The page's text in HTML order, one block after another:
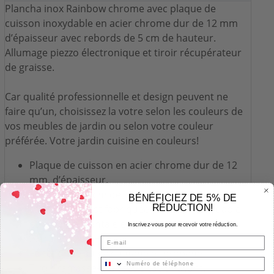
Plancha inox Rainbow chrome avec plaque de
cuisson inoxydable en acier chrome dur de 12 mm
d’épaisseur avec rebords de 5 cm de hauteur.
Allumage piezzo électronique et tiroir récupérateur
de graisse.
Car qualité professionnelle et design peuvent ne
faire qu’un, choisissez la votre selon les couleurs de
vos meubles de jardin ou selon votre couleur
préférée. Votre jardin cuisine en couleurs!
Plaque de cuisson en acier chrome dur de 12
mm. d’épaisseur.
Rebords de 5 cm de hauteur.
La structure est fabriquée en acier inoxydable
et la partie frontale en acier peint.
2 brûleurs en H.
Fonctionne au gaz butane et propane.
Tiroir ramasse-graisses situé à l’avant.
BÉNÉFICIEZ DE 5% DE
RÉDUCTION!
Inscrivez-vous pour recevoir votre réduction.
Email